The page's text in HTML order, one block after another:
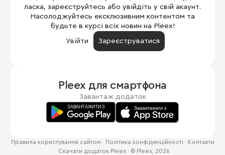
ласка, зареєструйтесь або увійдіть у свій акаунт.
Насолоджуйтесь ексклюзивним контентом та
будьте в курсі всіх новин на Pleex!
Увійти
Зареєструватися
Pleex для смартфона
Завантаж додаток
Правила користування сайтом · Політика конфіденційності · Контакти
· Скачати додаток Pleex · © Pleex, 2026